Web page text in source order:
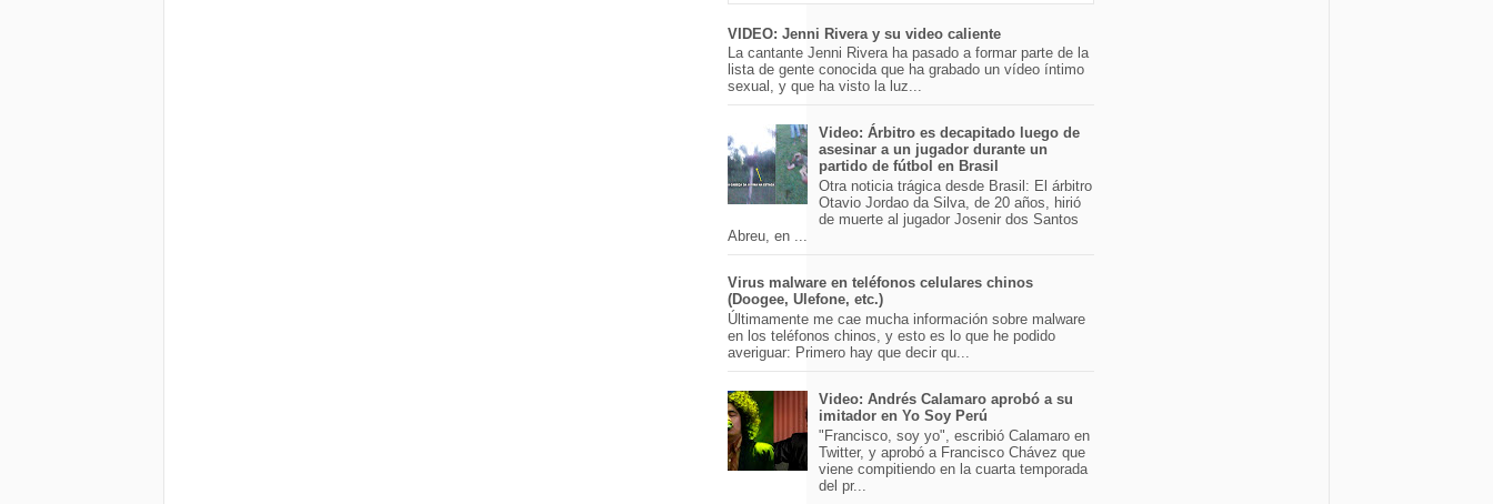
VIDEO: Jenni Rivera y su video caliente
La cantante Jenni Rivera ha pasado a formar parte de la
lista de gente conocida que ha grabado un vídeo íntimo
sexual, y que ha visto la luz...
Video: Árbitro es decapitado luego de
asesinar a un jugador durante un
partido de fútbol en Brasil
Otra noticia trágica desde Brasil: El árbitro
Otavio Jordao da Silva, de 20 años, hirió
de muerte al jugador Josenir dos Santos
Abreu, en ...
Virus malware en teléfonos celulares chinos
(Doogee, Ulefone, etc.)
Últimamente me cae mucha información sobre malware
en los teléfonos chinos, y esto es lo que he podido
averiguar: Primero hay que decir qu...
Video: Andrés Calamaro aprobó a su
imitador en Yo Soy Perú
"Francisco, soy yo", escribió Calamaro en
Twitter, y aprobó a Francisco Chávez que
viene compitiendo en la cuarta temporada
del pr...